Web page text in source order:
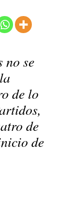
no se
de lo
de
de